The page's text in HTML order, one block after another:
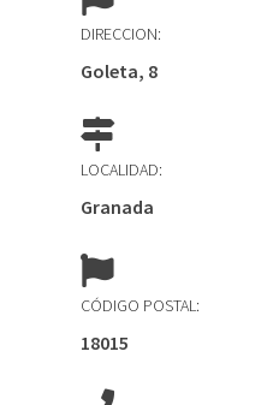
DIRECCION:
Goleta, 8
LOCALIDAD:
Granada
CÓDIGO POSTAL:
18015